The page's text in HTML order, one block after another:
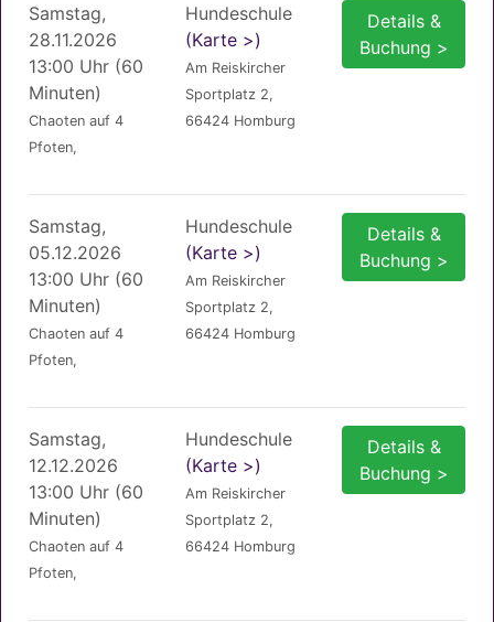
Samstag,
28.11.2026
13:00 Uhr (60
Minuten)
Chaoten auf 4
Pfoten,
Hundeschule
(Karte >)
Am Reiskircher
Sportplatz 2,
66424 Homburg
Details &
Buchung >
Samstag,
05.12.2026
13:00 Uhr (60
Minuten)
Chaoten auf 4
Pfoten,
Hundeschule
(Karte >)
Am Reiskircher
Sportplatz 2,
66424 Homburg
Details &
Buchung >
Samstag,
12.12.2026
13:00 Uhr (60
Minuten)
Chaoten auf 4
Pfoten,
Hundeschule
(Karte >)
Am Reiskircher
Sportplatz 2,
66424 Homburg
Details &
Buchung >